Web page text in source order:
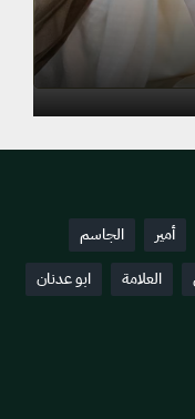
الشيخ محمد ابو زيد
فأصبحنا نساق كما تساق الأسارى
أمير
الجاسم
العلامة
ابو عدنان